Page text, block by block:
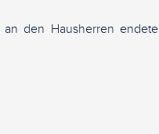
den Hausherren endete